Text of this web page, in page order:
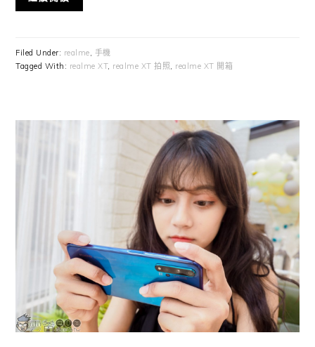
Filed Under: realme 手機
Tagged With: realme XT, realme XT 拍照 realme XT 開箱